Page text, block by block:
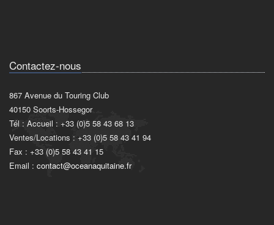
Contactez-nous
867 Avenue du Touring Club
40150 Soorts-Hossegor
Tél : Accueil : +33 (0)5 58 43 68 13
Ventes/Locations : +33 (0)5 58 43 41 94
Fax : +33 (0)5 58 43 41 15
Email : contact@oceanaquitaine.fr